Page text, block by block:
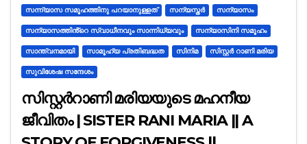
സന്ന്യാസ സമൂഹത്തിനു പറയാനുള്ളത് സന്യസ്തർ സന്യാസം
സന്യാസത്തിൻ്റെ സ്വാധീനവും സാന്നിധ്യവും സന്യാസിനി സമൂഹം
സാന്ത്വനമായി സാമൂഹ്യ പ്രതിബദ്ധത സി​​​​​നി​​​​​മ സിസ്റ്റര്‍ റാണി മരിയ
സുവിശേഷ സന്ദേശം
സിസ്റ്റർറാണി മരിയയുടെ മഹനീയ
ജീവിതം | SISTER RANI MARIA || A